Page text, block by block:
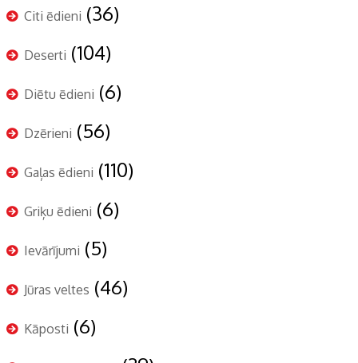
Citi ēdieni (36)
Deserti (104)
Diētu ēdieni (6)
Dzērieni (56)
Gaļas ēdieni (110)
Griķu ēdieni (6)
Ievārījumi (5)
Jūras veltes (46)
Kāposti (6)